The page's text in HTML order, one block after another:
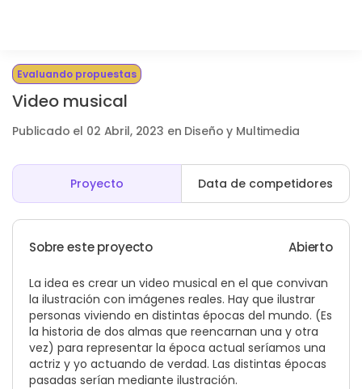
Evaluando propuestas
Video musical
Publicado el 02 Abril, 2023 en Diseño y Multimedia
Proyecto Data de competidores
Sobre este proyecto Abierto
La idea es crear un video musical en el que convivan
la ilustración con imágenes reales. Hay que ilustrar
personas viviendo en distintas épocas del mundo. (Es
la historia de dos almas que reencarnan una y otra
vez) para representar la época actual seríamos una
actriz y yo actuando de verdad. Las distintas épocas
pasadas serían mediante ilustración.